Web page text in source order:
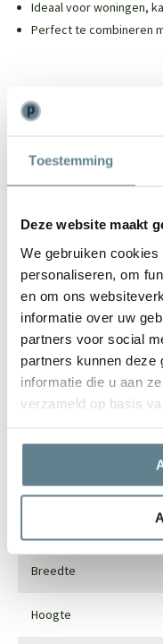
Toestemming
Deze website maakt
We gebruiken
personaliseren, om
en om ons
informatie over uw
partners voor social
partners kunnen deze
informatie die u aan
verzameld op basis
Ideaal voor woningen,
Perfect te combineren
Wil je advies of heb je
team!
Start chat
Bel0344-228104
Mail
Whatsapp0344-
Specificaties
Gebruik
Breedte
Hoogte